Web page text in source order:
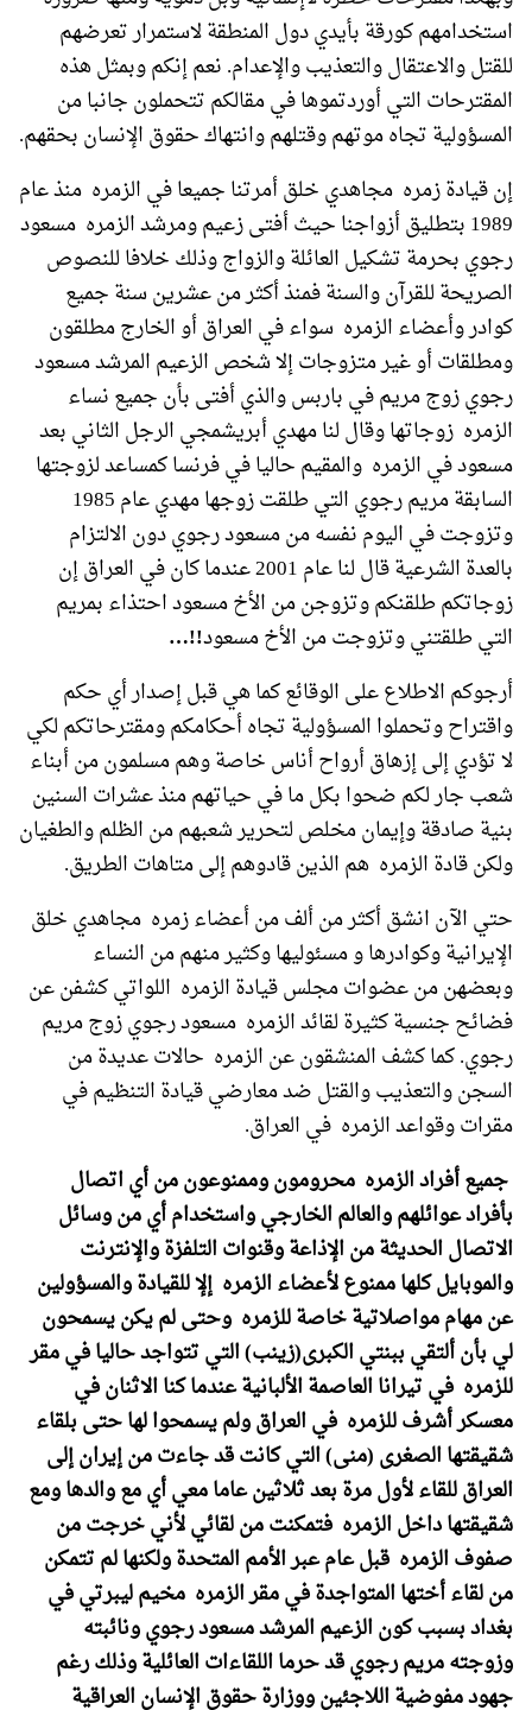
استخدامهم كورقة بأيدي دول المنطقة لاستمرار تعرضهم
للقتل والاعتقال والتعذيب والإعدام. نعم إنكم وبمثل هذه
المقترحات التي أوردتموها في مقالكم تتحملون جانبا من
المسؤولية تجاه موتهم وقتلهم وانتهاك حقوق الإنسان بحقهم.
إن قيادة زمره مجاهدي خلق أمرتنا جميعا في الزمره منذ عام
1989 بتطليق أزواجنا حيث أفتى زعيم ومرشد الزمره مسعود
رجوي بحرمة تشكيل العائلة والزواج وذلك خلافا للنصوص
الصريحة للقرآن والسنة فمنذ أكثر من عشرين سنة جميع
كوادر وأعضاء الزمره سواء في العراق أو الخارج مطلقون
ومطلقات أو غير متزوجات إلا شخص الزعيم المرشد مسعود
رجوي زوج مريم في باربس والذي أفتى بأن جميع نساء
الزمره زوجاتها وقال لنا مهدي أبريشمجي الرجل الثاني بعد
مسعود في الزمره والمقيم حاليا في فرنسا كمساعد لزوجتها
السابقة مريم رجوي التي طلقت زوجها مهدي عام 1985
وتزوجت في اليوم نفسه من مسعود رجوي دون الالتزام
بالعدة الشرعية قال لنا عام 2001 عندما كان في العراق إن
زوجاتكم طلقنكم وتزوجن من الأخ مسعود احتذاء بمريم
التي طلقتني وتزوجت من الأخ مسعود!!…
أرجوكم الاطلاع على الوقائع كما هي قبل إصدار أي حكم
واقتراح وتحملوا المسؤولية تجاه أحكامكم ومقترحاتكم لكي
لا تؤدي إلى إزهاق أرواح أناس خاصة وهم مسلمون من أبناء
شعب جار لكم ضحوا بكل ما في حياتهم منذ عشرات السنين
بنية صادقة وإيمان مخلص لتحرير شعبهم من الظلم والطغيان
ولكن قادة الزمره هم الذين قادوهم إلى متاهات الطريق.
حتي الآن انشق أكثر من ألف من أعضاء زمره مجاهدي خلق
الإيرانية وكوادرها و مسئوليها وكثير منهم من النساء
وبعضهن من عضوات مجلس قيادة الزمره اللواتي كشفن عن
فضائح جنسية كثيرة لقائد الزمره مسعود رجوي زوج مريم
رجوي. كما كشف المنشقون عن الزمره حالات عديدة من
السجن والتعذيب والقتل ضد معارضي قيادة التنظيم في
مقرات وقواعد الزمره في العراق.
جميع أفراد الزمره محرومون وممنوعون من أي اتصال
بأفراد عوائلهم والعالم الخارجي واستخدام أي من وسائل
الاتصال الحديثة من الإذاعة وقنوات التلفزة والإنترنت
والموبايل كلها ممنوع لأعضاء الزمره إلإ للقيادة والمسؤولين
عن مهام مواصلاتية خاصة للزمره وحتى لم يكن يسمحون
لي بأن ألتقي ببنتي الكبرى(زينب) التي تتواجد حاليا في مقر
للزمره في تيرانا العاصمة الألبانية عندما كنا الاثنان في
معسكر أشرف للزمره في العراق ولم يسمحوا لها حتى بلقاء
شقيقتها الصغرى (منى) التي كانت قد جاءت من إيران إلى
العراق للقاء لأول مرة بعد ثلاثين عاما معي أي مع والدها ومع
شقيقتها داخل الزمره فتمكنت من لقائي لأني خرجت من
صفوف الزمره قبل عام عبر الأمم المتحدة ولكنها لم تتمكن
من لقاء أختها المتواجدة في مقر الزمره مخيم ليبرتي في
بغداد بسبب كون الزعيم المرشد مسعود رجوي ونائبته
وزوجته مريم رجوي قد حرما اللقاءات العائلية وذلك رغم
جهود مفوضية اللاجئين ووزارة حقوق الإنسان العراقية